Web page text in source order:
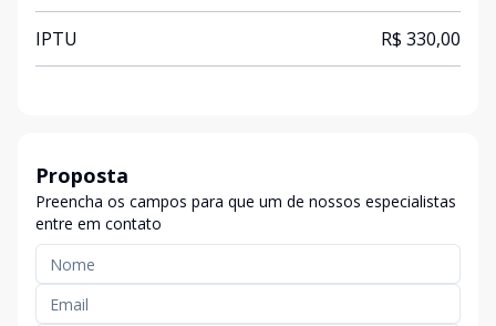
IPTU R$ 330,00
Proposta
Preencha os campos para que um de nossos especialistas
entre em contato